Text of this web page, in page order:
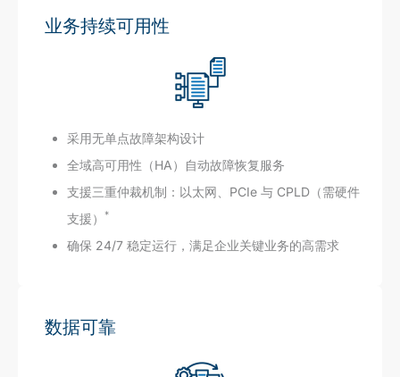
业务持续可用性
采用无单点故障架构设计
全域高可用性（HA）自动故障恢复服务
支援三重仲裁机制：以太网、PCIe 与 CPLD（需硬件
支援）
*
确保 24/7 稳定运行，满足企业关键业务的高需求
数据可靠